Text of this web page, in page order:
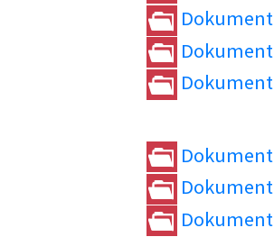
Dokument
Dokument
Dokument
Dokument
Dokument
Dokument